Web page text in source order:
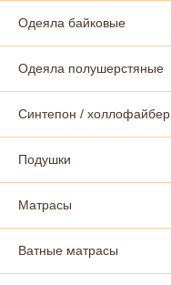
Одеяла байковые
Одеяла полушерстяные
Синтепон / холлофайбер
Подушки
Матрасы
Ватные матрасы